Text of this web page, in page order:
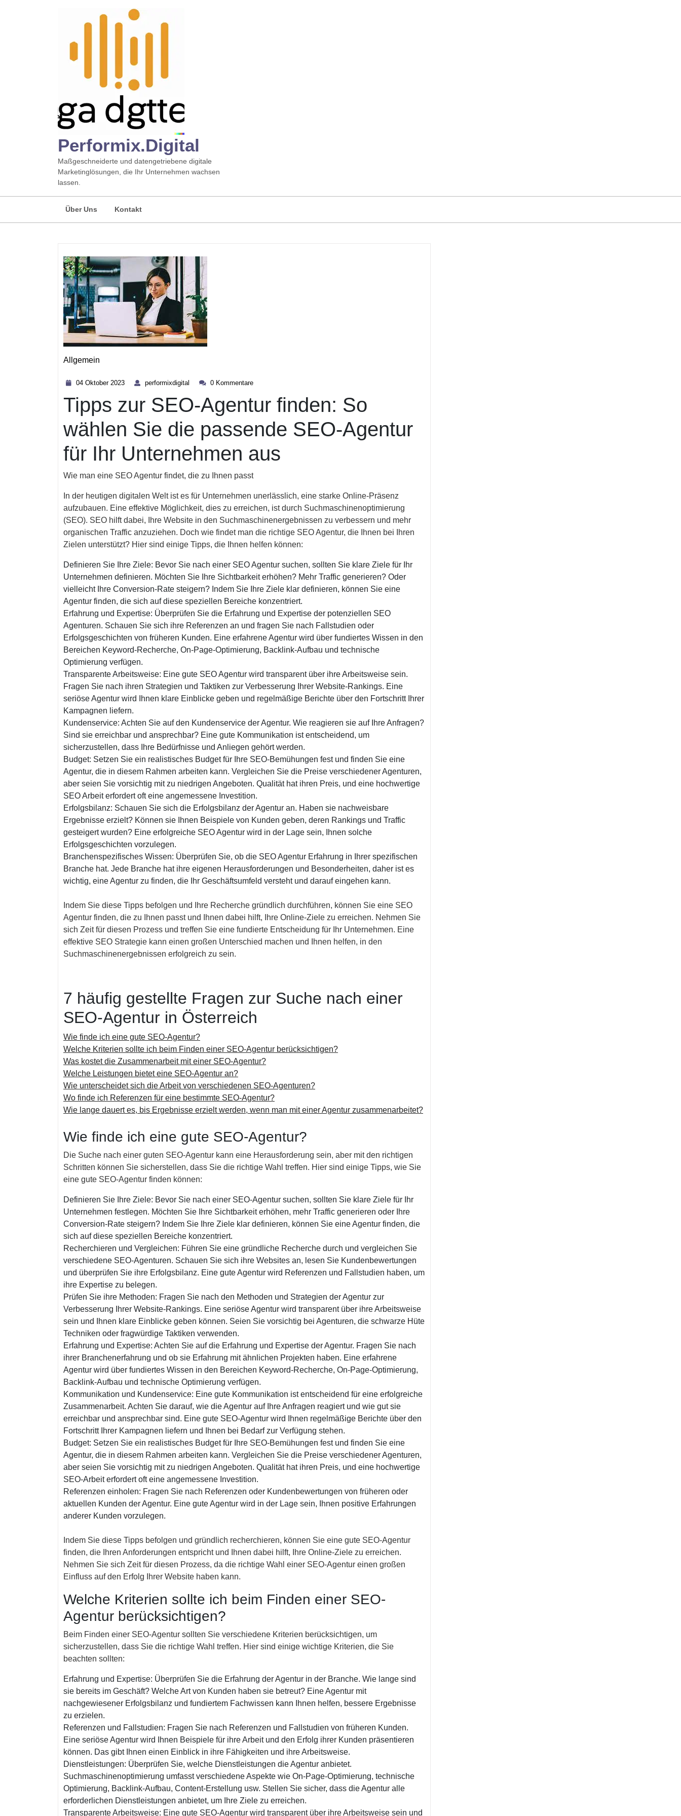
Performix.digital
Maßgeschneiderte und datengetriebene digitale
Marketinglösungen, die Ihr Unternehmen wachsen
lassen.
Über Uns Kontakt
Allgemein
04 Oktober 2023
2023
performixdigital performixdigital
0 Kommentare
Tipps zur SEO-Agentur finden: So
wählen Sie die passende SEO-Agentur
für Ihr Unternehmen aus
Wie man eine SEO Agentur findet, die zu Ihnen passt
In der heutigen digitalen Welt ist es für Unternehmen unerlässlich, eine starke Online-Präsenz
aufzubauen. Eine effektive Möglichkeit, dies zu erreichen, ist durch Suchmaschinenoptimierung
(SEO). SEO hilft dabei, Ihre Website in den Suchmaschinenergebnissen zu verbessern und mehr
organischen Traffic anzuziehen. Doch wie findet man die richtige SEO Agentur, die Ihnen bei Ihren
Zielen unterstützt? Hier sind einige Tipps, die Ihnen helfen können:
Definieren Sie Ihre Ziele: Bevor Sie nach einer SEO Agentur suchen, sollten Sie klare Ziele für Ihr
Unternehmen definieren. Möchten Sie Ihre Sichtbarkeit erhöhen? Mehr Traffic generieren? Oder
vielleicht Ihre Conversion-Rate steigern? Indem Sie Ihre Ziele klar definieren, können Sie eine
Agentur finden, die sich auf diese speziellen Bereiche konzentriert.
Erfahrung und Expertise: Überprüfen Sie die Erfahrung und Expertise der potenziellen SEO
Agenturen. Schauen Sie sich ihre Referenzen an und fragen Sie nach Fallstudien oder
Erfolgsgeschichten von früheren Kunden. Eine erfahrene Agentur wird über fundiertes Wissen in den
Bereichen Keyword-Recherche, On-Page-Optimierung, Backlink-Aufbau und technische
Optimierung verfügen.
Transparente Arbeitsweise: Eine gute SEO Agentur wird transparent über ihre Arbeitsweise sein.
Fragen Sie nach ihren Strategien und Taktiken zur Verbesserung Ihrer Website-Rankings. Eine
seriöse Agentur wird Ihnen klare Einblicke geben und regelmäßige Berichte über den Fortschritt Ihrer
Kampagnen liefern.
Kundenservice: Achten Sie auf den Kundenservice der Agentur. Wie reagieren sie auf Ihre Anfragen?
Sind sie erreichbar und ansprechbar? Eine gute Kommunikation ist entscheidend, um
sicherzustellen, dass Ihre Bedürfnisse und Anliegen gehört werden.
Budget: Setzen Sie ein realistisches Budget für Ihre SEO-Bemühungen fest und finden Sie eine
Agentur, die in diesem Rahmen arbeiten kann. Vergleichen Sie die Preise verschiedener Agenturen,
aber seien Sie vorsichtig mit zu niedrigen Angeboten. Qualität hat ihren Preis, und eine hochwertige
SEO Arbeit erfordert oft eine angemessene Investition.
Erfolgsbilanz: Schauen Sie sich die Erfolgsbilanz der Agentur an. Haben sie nachweisbare
Ergebnisse erzielt? Können sie Ihnen Beispiele von Kunden geben, deren Rankings und Traffic
gesteigert wurden? Eine erfolgreiche SEO Agentur wird in der Lage sein, Ihnen solche
Erfolgsgeschichten vorzulegen.
Branchenspezifisches Wissen: Überprüfen Sie, ob die SEO Agentur Erfahrung in Ihrer spezifischen
Branche hat. Jede Branche hat ihre eigenen Herausforderungen und Besonderheiten, daher ist es
wichtig, eine Agentur zu finden, die Ihr Geschäftsumfeld versteht und darauf eingehen kann.
Indem Sie diese Tipps befolgen und Ihre Recherche gründlich durchführen, können Sie eine SEO
Agentur finden, die zu Ihnen passt und Ihnen dabei hilft, Ihre Online-Ziele zu erreichen. Nehmen Sie
sich Zeit für diesen Prozess und treffen Sie eine fundierte Entscheidung für Ihr Unternehmen. Eine
effektive SEO Strategie kann einen großen Unterschied machen und Ihnen helfen, in den
Suchmaschinenergebnissen erfolgreich zu sein.
7 häufig gestellte Fragen zur Suche nach einer
SEO-Agentur in Österreich
Wie finde ich eine gute SEO-Agentur?
Welche Kriterien sollte ich beim Finden einer SEO-Agentur berücksichtigen?
Was kostet die Zusammenarbeit mit einer SEO-Agentur?
Welche Leistungen bietet eine SEO-Agentur an?
Wie unterscheidet sich die Arbeit von verschiedenen SEO-Agenturen?
Wo finde ich Referenzen für eine bestimmte SEO-Agentur?
Wie lange dauert es, bis Ergebnisse erzielt werden, wenn man mit einer Agentur zusammenarbeitet?
Wie finde ich eine gute SEO-Agentur?
Die Suche nach einer guten SEO-Agentur kann eine Herausforderung sein, aber mit den richtigen
Schritten können Sie sicherstellen, dass Sie die richtige Wahl treffen. Hier sind einige Tipps, wie Sie
eine gute SEO-Agentur finden können:
Definieren Sie Ihre Ziele: Bevor Sie nach einer SEO-Agentur suchen, sollten Sie klare Ziele für Ihr
Unternehmen festlegen. Möchten Sie Ihre Sichtbarkeit erhöhen, mehr Traffic generieren oder Ihre
Conversion-Rate steigern? Indem Sie Ihre Ziele klar definieren, können Sie eine Agentur finden, die
sich auf diese speziellen Bereiche konzentriert.
Recherchieren und Vergleichen: Führen Sie eine gründliche Recherche durch und vergleichen Sie
verschiedene SEO-Agenturen. Schauen Sie sich ihre Websites an, lesen Sie Kundenbewertungen
und überprüfen Sie ihre Erfolgsbilanz. Eine gute Agentur wird Referenzen und Fallstudien haben, um
ihre Expertise zu belegen.
Prüfen Sie ihre Methoden: Fragen Sie nach den Methoden und Strategien der Agentur zur
Verbesserung Ihrer Website-Rankings. Eine seriöse Agentur wird transparent über ihre Arbeitsweise
sein und Ihnen klare Einblicke geben können. Seien Sie vorsichtig bei Agenturen, die schwarze Hüte
Techniken oder fragwürdige Taktiken verwenden.
Erfahrung und Expertise: Achten Sie auf die Erfahrung und Expertise der Agentur. Fragen Sie nach
ihrer Branchenerfahrung und ob sie Erfahrung mit ähnlichen Projekten haben. Eine erfahrene
Agentur wird über fundiertes Wissen in den Bereichen Keyword-Recherche, On-Page-Optimierung,
Backlink-Aufbau und technische Optimierung verfügen.
Kommunikation und Kundenservice: Eine gute Kommunikation ist entscheidend für eine erfolgreiche
Zusammenarbeit. Achten Sie darauf, wie die Agentur auf Ihre Anfragen reagiert und wie gut sie
erreichbar und ansprechbar sind. Eine gute SEO-Agentur wird Ihnen regelmäßige Berichte über den
Fortschritt Ihrer Kampagnen liefern und Ihnen bei Bedarf zur Verfügung stehen.
Budget: Setzen Sie ein realistisches Budget für Ihre SEO-Bemühungen fest und finden Sie eine
Agentur, die in diesem Rahmen arbeiten kann. Vergleichen Sie die Preise verschiedener Agenturen,
aber seien Sie vorsichtig mit zu niedrigen Angeboten. Qualität hat ihren Preis, und eine hochwertige
SEO-Arbeit erfordert oft eine angemessene Investition.
Referenzen einholen: Fragen Sie nach Referenzen oder Kundenbewertungen von früheren oder
aktuellen Kunden der Agentur. Eine gute Agentur wird in der Lage sein, Ihnen positive Erfahrungen
anderer Kunden vorzulegen.
Indem Sie diese Tipps befolgen und gründlich recherchieren, können Sie eine gute SEO-Agentur
finden, die Ihren Anforderungen entspricht und Ihnen dabei hilft, Ihre Online-Ziele zu erreichen.
Nehmen Sie sich Zeit für diesen Prozess, da die richtige Wahl einer SEO-Agentur einen großen
Einfluss auf den Erfolg Ihrer Website haben kann.
Welche Kriterien sollte ich beim Finden einer SEO-
Agentur berücksichtigen?
Beim Finden einer SEO-Agentur sollten Sie verschiedene Kriterien berücksichtigen, um
sicherzustellen, dass Sie die richtige Wahl treffen. Hier sind einige wichtige Kriterien, die Sie
beachten sollten:
Erfahrung und Expertise: Überprüfen Sie die Erfahrung der Agentur in der Branche. Wie lange sind
sie bereits im Geschäft? Welche Art von Kunden haben sie betreut? Eine Agentur mit
nachgewiesener Erfolgsbilanz und fundiertem Fachwissen kann Ihnen helfen, bessere Ergebnisse
zu erzielen.
Referenzen und Fallstudien: Fragen Sie nach Referenzen und Fallstudien von früheren Kunden.
Eine seriöse Agentur wird Ihnen Beispiele für ihre Arbeit und den Erfolg ihrer Kunden präsentieren
können. Das gibt Ihnen einen Einblick in ihre Fähigkeiten und ihre Arbeitsweise.
Dienstleistungen: Überprüfen Sie, welche Dienstleistungen die Agentur anbietet.
Suchmaschinenoptimierung umfasst verschiedene Aspekte wie On-Page-Optimierung, technische
Optimierung, Backlink-Aufbau, Content-Erstellung usw. Stellen Sie sicher, dass die Agentur alle
erforderlichen Dienstleistungen anbietet, um Ihre Ziele zu erreichen.
Transparente Arbeitsweise: Eine gute SEO-Agentur wird transparent über ihre Arbeitsweise sein und